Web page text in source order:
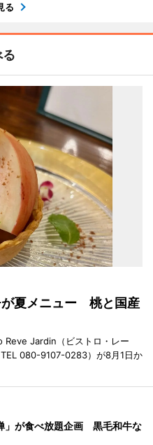
る
が夏メニュー 桃と国産
Reve Jardin（ビストロ・レー
080-9107-0283）が8月1日か
」が食べ放題企画 黒毛和牛な